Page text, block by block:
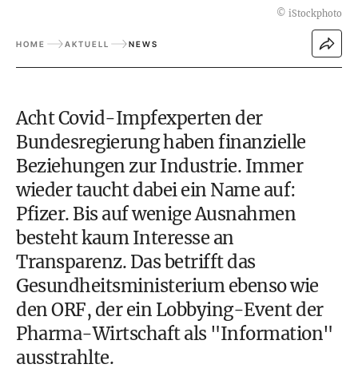
© iStockphoto
HOME AKTUELL NEWS
Acht Covid-Impfexperten der
Bundesregierung haben finanzielle
Beziehungen zur Industrie. Immer
wieder taucht dabei ein Name auf:
Pfizer. Bis auf wenige Ausnahmen
besteht kaum Interesse an
Transparenz. Das betrifft das
Gesundheitsministerium ebenso wie
den ORF, der ein Lobbying-Event der
Pharma-Wirtschaft als "Information"
ausstrahlte.